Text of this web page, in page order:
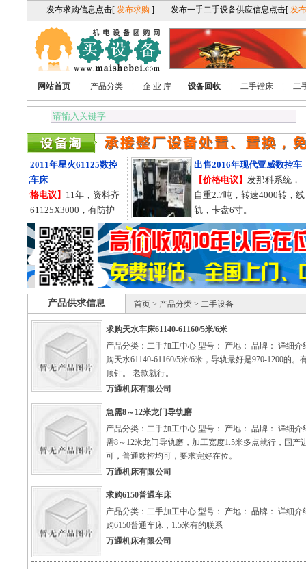
网站首页 产品分类 企 业 库 设备回收 二手镗床 二
出售2011年星火61125数控
卧式车床
【价格电议】11年，资料齐
全，61125X3000，有防护
罩，导轨755的。
出售2016年现代亚威数控车
【价格电议】发那科系统，
自重2.7吨，转速4000转，线
轨，卡盘6寸。
产品供求信息 首页 > 产品分类 > 二手设备
求购天水车床61140-61160/5米/6米
产品分类：二手加工中心 型号： 产地： 品牌： 详细介
购天水61140-61160/5米/6米，导轨最好是970-1200的。
顶针。 老款就行。
万通机床有限公司
急需8～12米龙门导轨磨
产品分类：二手加工中心 型号： 产地： 品牌： 详细介
需8～12米龙门导轨磨，加工宽度1.5米多点就行，国产
可，普通数控均可，要求完好在位。
万通机床有限公司
求购6150普通车床
产品分类：二手加工中心 型号： 产地： 品牌： 详细介
购6150普通车床，1.5米有的联系
万通机床有限公司